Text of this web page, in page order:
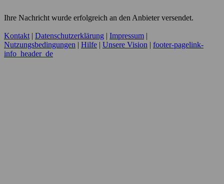
Ihre Nachricht wurde erfolgreich an den Anbieter versendet.
Kontakt| Datenschutzerklärung Impressum
Nutzungsbedingungen
Hilfe Unsere Vision
footer-pagelink-
info_header_de